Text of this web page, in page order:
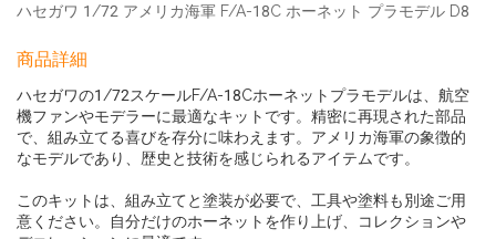
ハセガワ 1/72 アメリカ海軍 F/A-18C ホーネット プラモデル D8
商品詳細
ハセガワの1/72スケールF/A-18Cホーネットプラモデルは、航空
機ファンやモデラーに最適なキットです。精密に再現された部品
で、組み立てる喜びを存分に味わえます。アメリカ海軍の象徴的
なモデルであり、歴史と技術を感じられるアイテムです。
このキットは、組み立てと塗装が必要で、工具や塗料も別途ご用
意ください。自分だけのホーネットを作り上げ、コレクションや